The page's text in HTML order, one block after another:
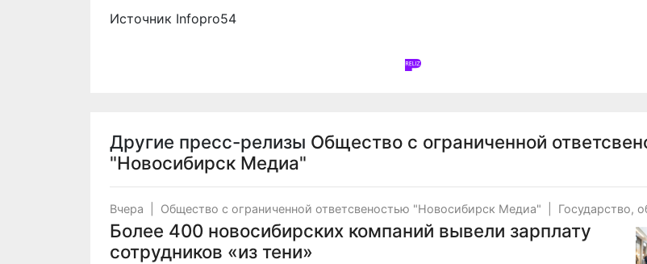
Источник Infopro54
Другие пресс-релизы Общество с ограниченной
"Новосибирск Медиа"
Вчера Общество с ограниченной ответсвеностью "Новосибирск Медиа" Государство,
Более 400 новосибирских компаний вывели зарплату
сотрудников «из тени»